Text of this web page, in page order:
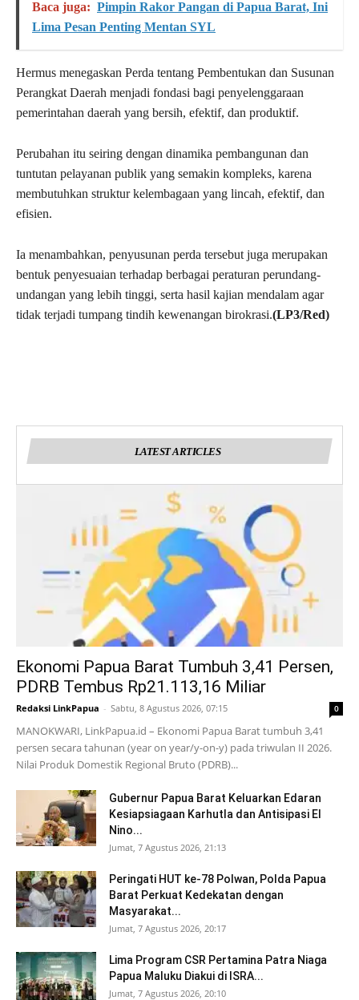
Baca juga: Pimpin Rakor Pangan di Papua Barat, Ini
Lima Pesan Penting Mentan SYL
Hermus menegaskan Perda tentang Pembentukan dan Susunan
Perangkat Daerah menjadi fondasi bagi penyelenggaraan
pemerintahan daerah yang bersih, efektif, dan produktif.
Perubahan itu seiring dengan dinamika pembangunan dan
tuntutan pelayanan publik yang semakin kompleks, karena
membutuhkan struktur kelembagaan yang lincah, efektif, dan
efisien.
Ia menambahkan, penyusunan perda tersebut juga merupakan
bentuk penyesuaian terhadap berbagai peraturan perundang-
undangan yang lebih tinggi, serta hasil kajian mendalam agar
tidak terjadi tumpang tindih kewenangan birokrasi.(LP3/Red)
LATEST ARTICLES
Ekonomi Papua Barat Tumbuh 3,41 Persen,
PDRB Tembus Rp21.113,16 Miliar
Redaksi LinkPapua - Sabtu, 8 Agustus 2026, 07:15 0
MANOKWARI, LinkPapua.id – Ekonomi Papua Barat tumbuh 3,41
persen secara tahunan (year on year/y-on-y) pada triwulan II 2026.
Nilai Produk Domestik Regional Bruto (PDRB)...
Gubernur Papua Barat Keluarkan Edaran
Kesiapsiagaan Karhutla dan Antisipasi El
Nino...
Jumat, 7 Agustus 2026, 21:13
Peringati HUT ke-78 Polwan, Polda Papua
Barat Perkuat Kedekatan dengan
Masyarakat...
Jumat, 7 Agustus 2026, 20:17
Lima Program CSR Pertamina Patra Niaga
Papua Maluku Diakui di ISRA...
Jumat, 7 Agustus 2026, 20:10